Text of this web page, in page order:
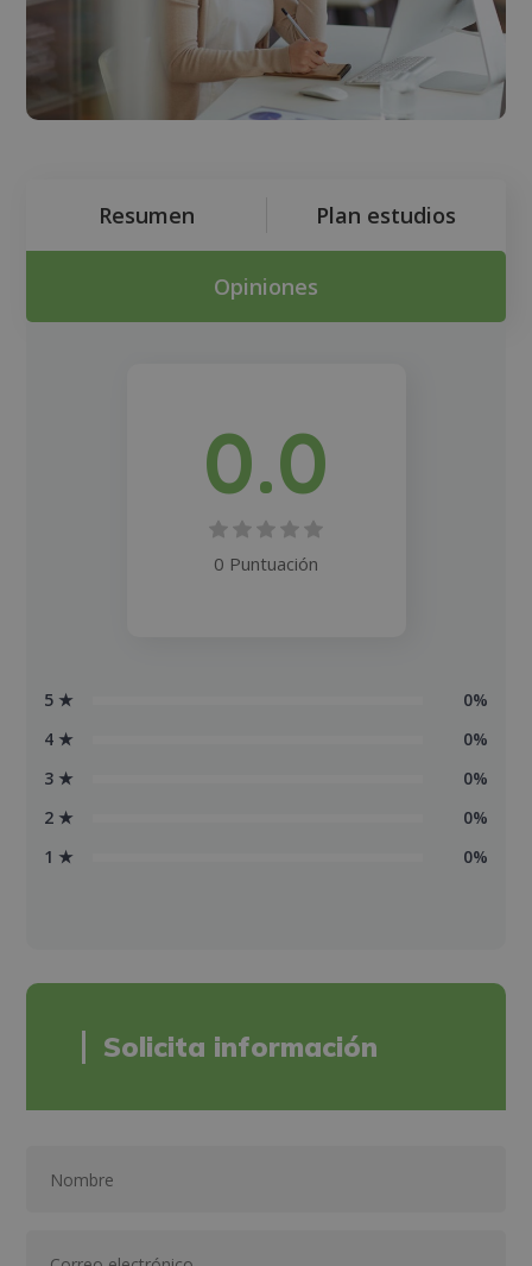
Resumen Plan estudios
Opiniones
0.0
0 Puntuación
5 ★
0%
4 ★
0%
3 ★
0%
2 ★
0%
1 ★
0%
Solicita información